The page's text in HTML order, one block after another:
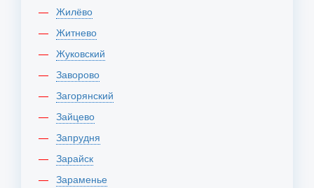
Жилёво
Житнево
Жуковский
Заворово
Загорянский
Зайцево
Запрудня
Зарайск
Зараменье